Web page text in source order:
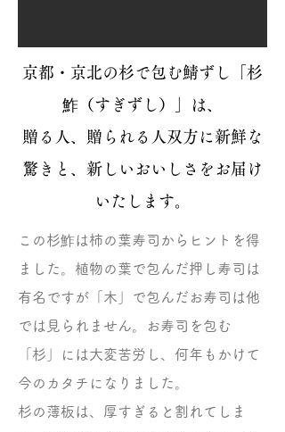
京都・京北の杉で包む鯖ずし「杉
鮓（すぎずし）」は、
贈る人、贈られる人双方に新鮮な
驚きと、新しいおいしさをお届け
いたします。
この杉鮓は柿の葉寿司からヒントを得
ました。植物の葉で包んだ押し寿司は
有名ですが「木」で包んだお寿司は他
では見られません。お寿司を包む
「杉」には大変苦労し、何年もかけて
今のカタチになりました。
杉の薄板は、厚すぎると割れてしま